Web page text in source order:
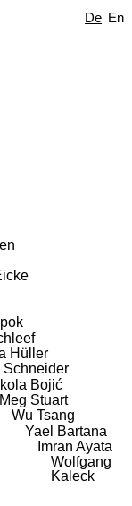
De En
Hüller
Schneider
Bojić
Meg Stuart
Wu Tsang
Yael Bartana
Imran Ayata
Wolfgang
Kaleck